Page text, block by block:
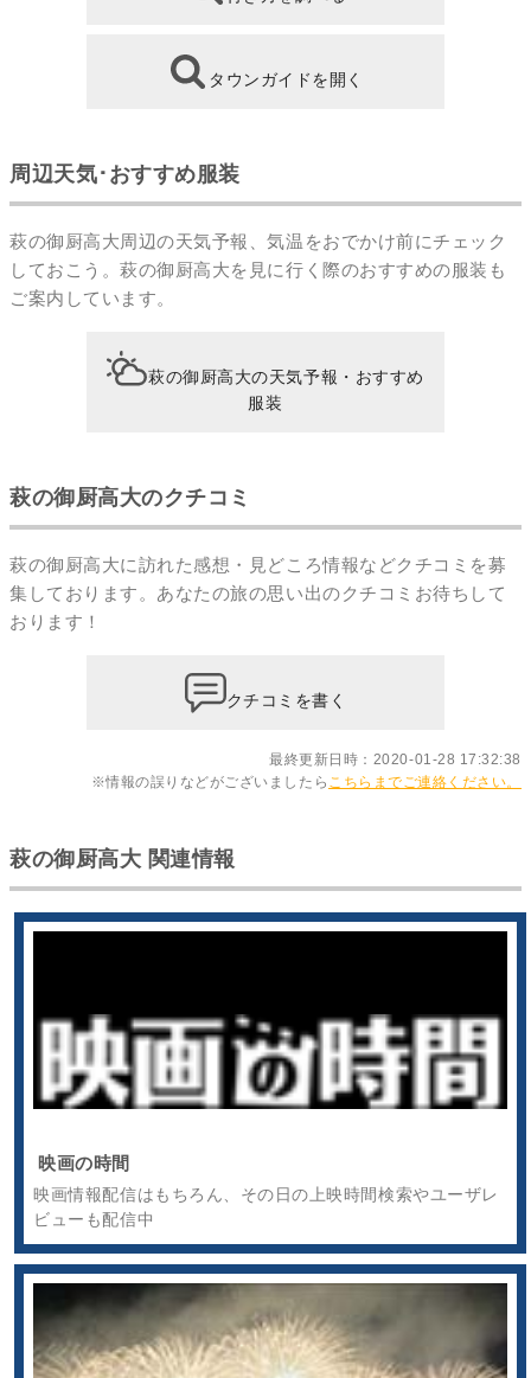
タウンガイドを開く
周辺天気･おすすめ服装
萩の御厨高大周辺の天気予報、気温をおでかけ前にチェック
しておこう。萩の御厨高大を見に行く際のおすすめの服装も
ご案内しています。
萩の御厨高大の天気予報・おすすめ
服装
萩の御厨高大のクチコミ
萩の御厨高大に訪れた感想・見どころ情報などクチコミを募
集しております。あなたの旅の思い出のクチコミ お待ちして
おります！
クチコミを書く
最終更新日時：2020-01-28 17:32:38
※情報の誤りなどがございましたら こちらまでご連絡ください。
萩の御厨高大 関連情報
映画の時間
映画情報配信はもちろん、その日の上映時間検索やユーザレ
ビューも配信中